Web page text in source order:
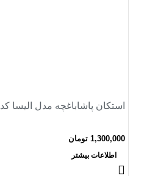
استکان پاشاباغچه مدل الیسا کد 42901
1,300,000 تومان
اطلاعات بیشتر